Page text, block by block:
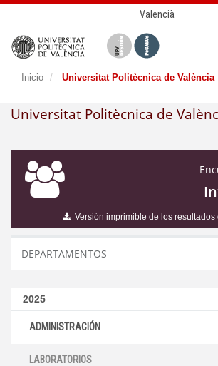
Valencià
Inicio Universitat Politècnica de València
Universitat Politècnica de
Versión imprimible de los resultados
DEPARTAMENTOS
ADMINISTRACIÓN
LABORATORIOS